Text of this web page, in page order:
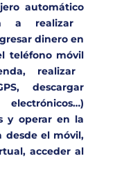
automático
a realizar
dinero en
teléfono móvil
realizar
descargar
y operar en la
desde el móvil,
acceder al